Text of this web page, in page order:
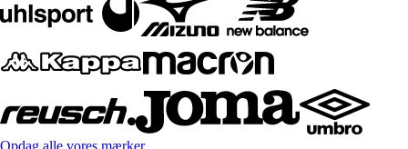
Opdag alle vores mærker